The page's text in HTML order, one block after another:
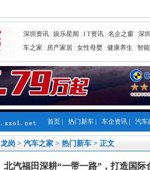
深圳资讯 | 娱乐星闻 | I T资讯 | 名企之窗 | 深
车之家 | 房产家居 | 女性母婴 | 健康养生 | 智
首页 | 热门新车 | 车企资讯 | 汽车
龙岗 > 汽车之家 > 热门新车 > 正文
北汽福田深耕“一带一路”，打造国际